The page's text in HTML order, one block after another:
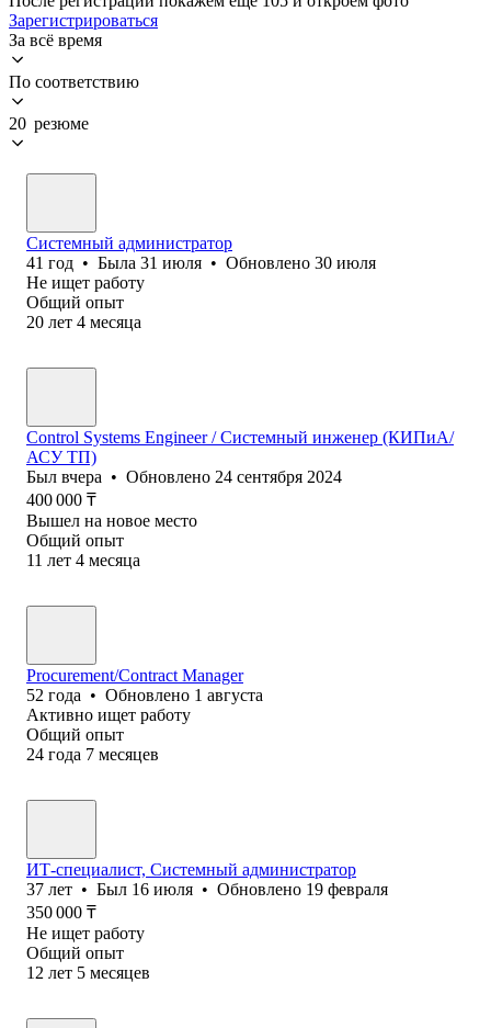
Зарегистрироваться
За всё время
По соответствию
20 резюме
Системный администратор
41 год • Была 31 июля • Обновлено 30 июля
Не ищет работу
Общий опыт
20 лет 4 месяца
Control Systems Engineer / Системный инженер (КИПиА/
АСУ ТП)
Был вчера • Обновлено 24 сентября 2024
400 000 ₸
Вышел на новое место
Общий опыт
11 лет 4 месяца
Procurement/Contract Manager
52 года • Обновлено 1 августа
Активно ищет работу
Общий опыт
24 года 7 месяцев
ИТ-специалист, Системный администратор
37 лет • Был 16 июля • Обновлено 19 февраля
350 000 ₸
Не ищет работу
Общий опыт
12 лет 5 месяцев